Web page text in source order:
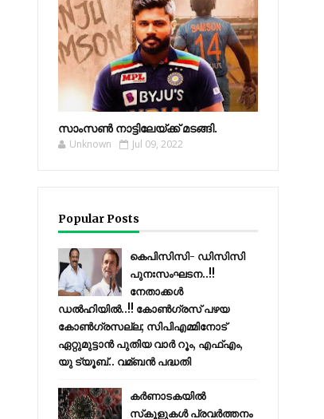
സാംസണ്‍ നാട്ടിലേയ്‌ക്ക് മടങ്ങി.
Unknown Jul 09, 2022
Popular Posts
കെപിസിസി- ഡിസിസി
പുനഃസംഘടന..!!
നേതാക്കൾ
ഡൽഹിയിൽ..!! കോണ്‍ഗ്രസ് പഴയ
കോണ്‍ഗ്രസല്ല; സിപിഎമ്മിനോട്
ഏറ്റുമുട്ടാന്‍ പുതിയ വാര്‍ റൂം, എഫ്‌എം,
യു ട്യൂബ്.. വമ്ബന്‍ പദ്ധതി
കര്‍ണാടകയില്‍
സ്‌കൂളുകള്‍ പ്രവര്‍ത്തനം